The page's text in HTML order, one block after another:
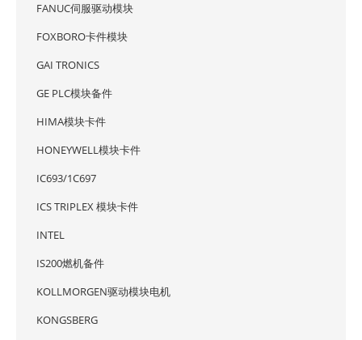
FANUC伺服驱动模块
FOXBORO卡件模块
GAI TRONICS
GE PLC模块备件
HIMA模块卡件
HONEYWELL模块卡件
IC693/1C697
ICS TRIPLEX 模块卡件
INTEL
IS200燃机备件
KOLLMORGEN驱动模块电机
KONGSBERG